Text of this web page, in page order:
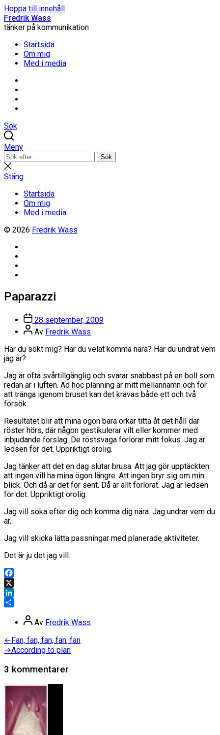
Hoppa till innehåll
Fredrik Wass
tänker på kommunikation
Startsida
Om mig
Med i media
Sök
Meny
Sök
efter:
Sök
Stäng
sökning
Stäng
Startsida
Om mig
Med i media
© 2026 Fredrik Wass
Paparazzi
Inläggsdatum
28 september, 2009
Inläggsförfattare
Av Fredrik Wass
Har du sökt mig? Har du velat komma nära? Har du undrat vem
jag är?
Jag är ofta svårtillgänglig och svarar snabbast på en boll som
redan är i luften. Ad hoc planning är mitt mellannamn och för
att tränga igenom bruset kan det krävas både ett och två
försök.
Resultatet blir att mina ögon bara orkar titta åt det håll där
röster hörs, där någon gestikulerar vilt eller kommer med
inbjudande förslag. De röstsvaga förlorar mitt fokus. Jag är
ledsen för det. Uppriktigt orolig.
Jag tänker att det en dag slutar brusa. Att jag gör upptäckten
att ingen vill ha mina ögon längre. Att ingen bryr sig om min
blick. Och då är det för sent. Då är allt förlorat. Jag är ledsen
för det. Uppriktigt orolig.
Jag vill söka efter dig och komma dig nära. Jag undrar vem du
är.
Jag vill skicka lätta passningar med planerade aktiviteter.
Det är ju det jag vill.
Facebook
X
LinkedIn
Inläggsförfattare
Av Fredrik Wass
Inläggsnavigering
←Föregående
inlägg:
Fan, fan, fan, fan, fan
→Nästa
According to plan
3 kommentarer